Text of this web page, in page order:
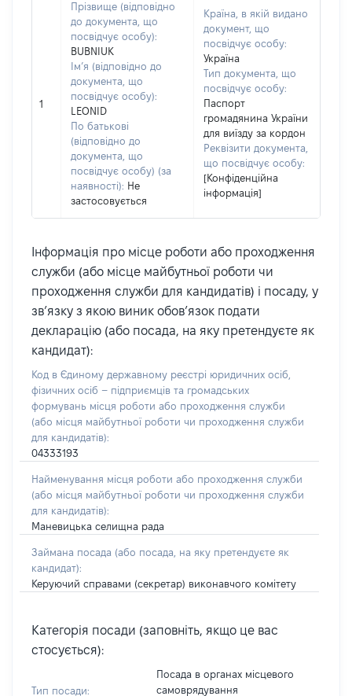
1
Прізвище (відповідно
до документа, що
посвідчує особу):
BUBNIUK
Ім’я (відповідно до
документа, що
посвідчує особу):
LEONID
По батькові
(відповідно до
документа, що
посвідчує особу) (за
наявності): Не
застосовується
Країна, в якій видано
документ, що
посвідчує особу:
Україна
Тип документа, що
посвідчує особу:
Паспорт
громадянина України
для виїзду за кордон
Реквізити документа,
що посвідчує особу:
[Конфіденційна
інформація]
Інформація про місце роботи або проходження
служби (або місце майбутньої роботи чи
проходження служби для кандидатів) і посаду, у
зв’язку з якою виник обов’язок подати
декларацію (або посада, на яку претендуєте як
кандидат):
Код в Єдиному державному реєстрі юридичних осіб,
фізичних осіб – підприємців та громадських
формувань місця роботи або проходження служби
(або місця майбутньої роботи чи проходження служби
для кандидатів):
04333193
Найменування місця роботи або проходження служби
(або місця майбутньої роботи чи проходження служби
для кандидатів):
Маневицька селищна рада
Займана посада (або посада, на яку претендуєте як
кандидат):
Керуючий справами (секретар) виконавчого комітету
Категорія посади (заповніть, якщо це вас
стосується):
Тип посади:
Посада в органах місцевого
самоврядування